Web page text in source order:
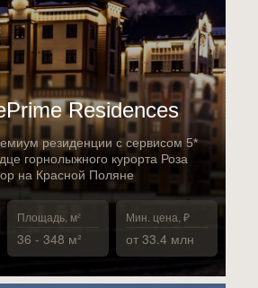
от 33.4 млн
Мин. цена, ₽
36 - 348 м²
Площадь, м²
резиденции с сервисом 5*
горнолыжного курорта Роза
на Красной Поляне
Residences